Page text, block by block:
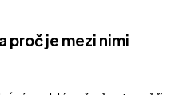
je mezi nimi